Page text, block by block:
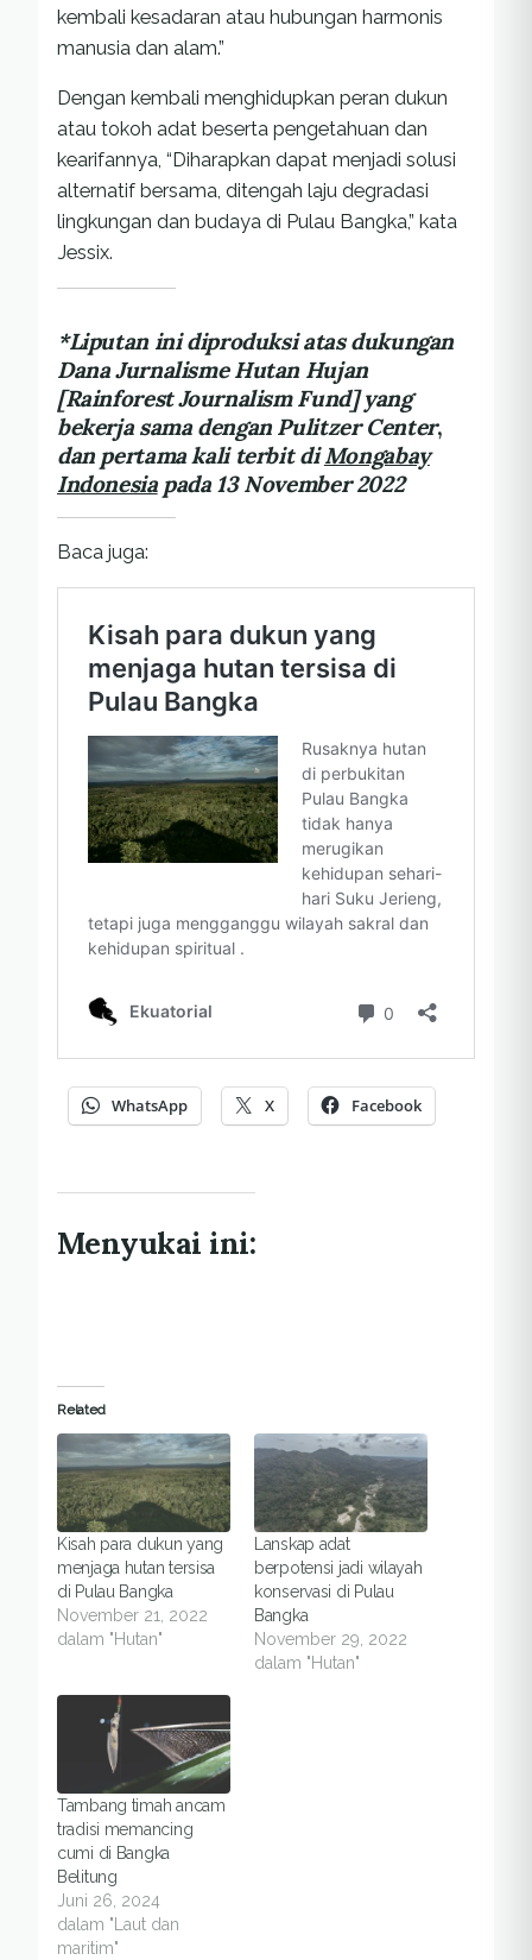
kembali kesadaran atau hubungan harmonis
manusia dan alam.”
Dengan kembali menghidupkan peran dukun
atau tokoh adat beserta pengetahuan dan
kearifannya, “Diharapkan dapat menjadi solusi
alternatif bersama, ditengah laju degradasi
lingkungan dan budaya di Pulau Bangka,” kata
Jessix.
*Liputan ini diproduksi atas dukungan
Dana Jurnalisme Hutan Hujan
[Rainforest Journalism Fund] yang
bekerja sama dengan Pulitzer Center,
dan pertama kali terbit diMongabay
Indonesiapada 13 November 2022
Baca juga:
WhatsApp X Facebook
Menyukai ini:
Related
Kisah para dukun yang
menjaga hutan tersisa
di Pulau Bangka
November 21, 2022
dalam "Hutan"
Lanskap adat
berpotensi jadi wilayah
konservasi di Pulau
Bangka
November 29, 2022
dalam "Hutan"
Tambang timah ancam
tradisi memancing
cumi di Bangka
Belitung
Juni 26, 2024
dalam "Laut dan
maritim"